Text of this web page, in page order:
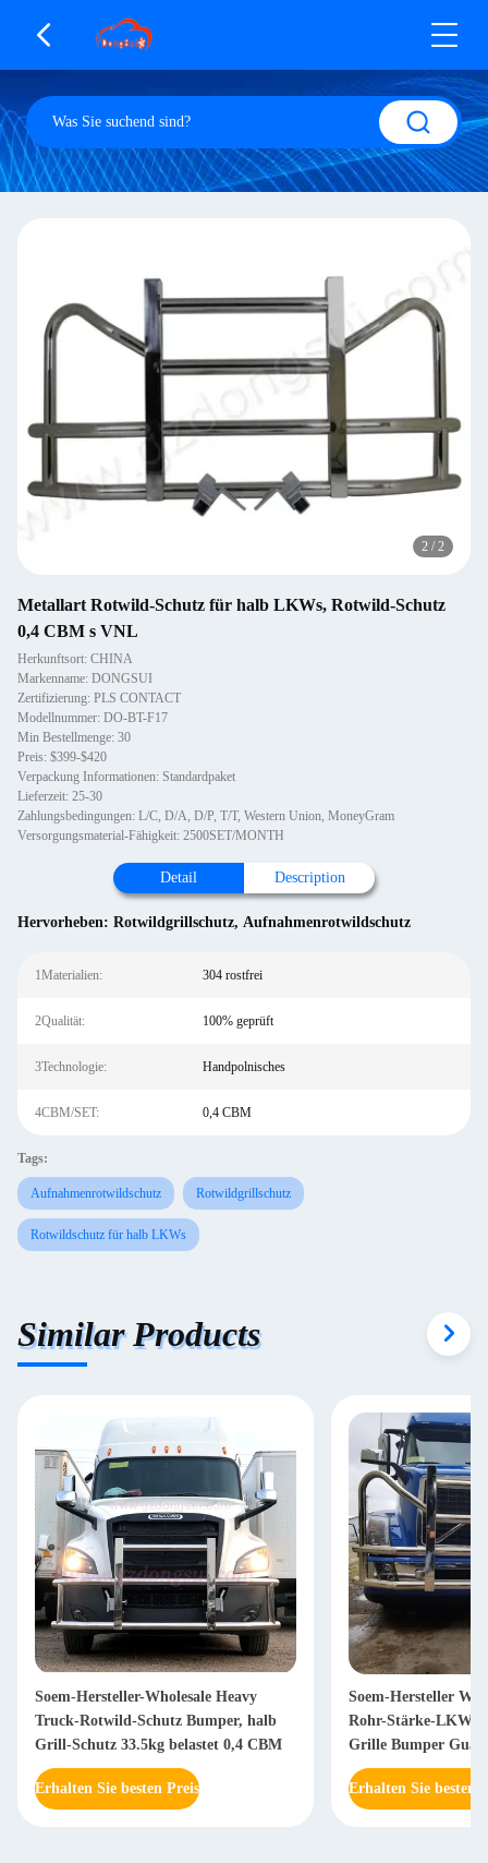
2 / 2
Metallart Rotwild-Schutz für halb LKWs, Rotwild-Schutz
0,4 CBM s VNL
Herkunftsort: CHINA
Markenname: DONGSUI
Zertifizierung: PLS CONTACT
Modellnummer: DO-BT-F17
Min Bestellmenge: 30
Preis: $399-$420
Verpackung Informationen: Standardpaket
Lieferzeit: 25-30
Zahlungsbedingungen: L/C, D/A, D/P, T/T, Western Union, MoneyGram
Versorgungsmaterial-Fähigkeit: 2500SET/MONTH
Detail Description
Hervorheben: Rotwildgrillschutz, Aufnahmenrotwildschutz
1Materialien: 304 rostfrei
2Qualität: 100% geprüft
3Technologie: Handpolnisches
4CBM/SET: 0,4 CBM
Tags:
Aufnahmenrotwildschutz Rotwildgrillschutz
Rotwildschutz für halb LKWs
Similar Products
Soem-Hersteller-Wholesale Heavy
Truck-Rotwild-Schutz Bumper, halb
Grill-Schutz 33.5kg belastet 0,4 CBM
Erhalten Sie besten Preis
Soem-Hersteller
Rohr-Stärke-LKW-
Grille Bumper
Erhalten Sie besten